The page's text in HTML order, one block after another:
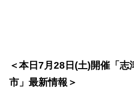
＜本日7月28日(土)開催「志
市」最新情報＞